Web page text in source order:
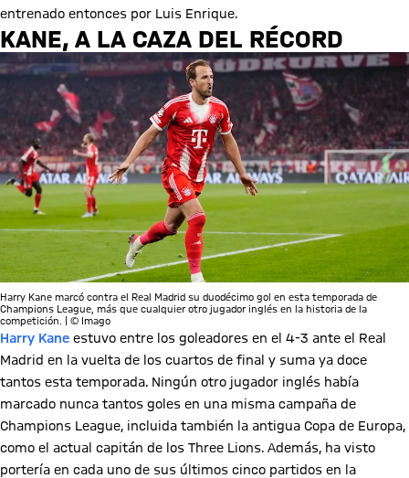
entrenado entonces por Luis Enrique.
KANE, A LA CAZA DEL RÉCORD
Harry Kane marcó contra el Real Madrid su duodécimo gol en esta temporada de
Champions League, más que cualquier otro jugador inglés en la historia de la
competición. | © Imago
Harry Kane estuvo entre los goleadores en el 4-3 ante el Real
Madrid en la vuelta de los cuartos de final y suma ya doce
tantos esta temporada. Ningún otro jugador inglés había
marcado nunca tantos goles en una misma campaña de
Champions League, incluida también la antigua Copa de Europa,
como el actual capitán de los Three Lions. Además, ha visto
portería en cada uno de sus últimos cinco partidos en la